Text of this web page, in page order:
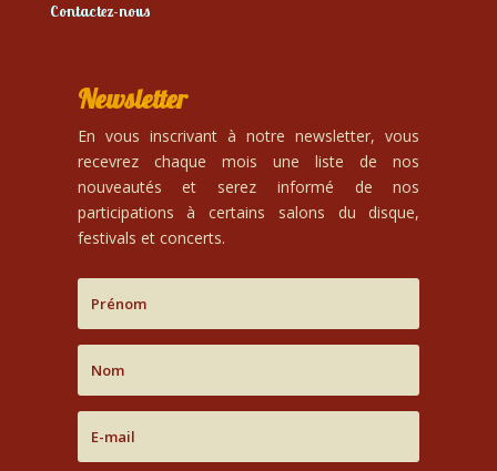
Contactez-nous
Newsletter
En vous inscrivant à notre newsletter, vous
recevrez chaque mois une liste de nos
nouveautés et serez informé de nos
participations à certains salons du disque,
festivals et concerts.